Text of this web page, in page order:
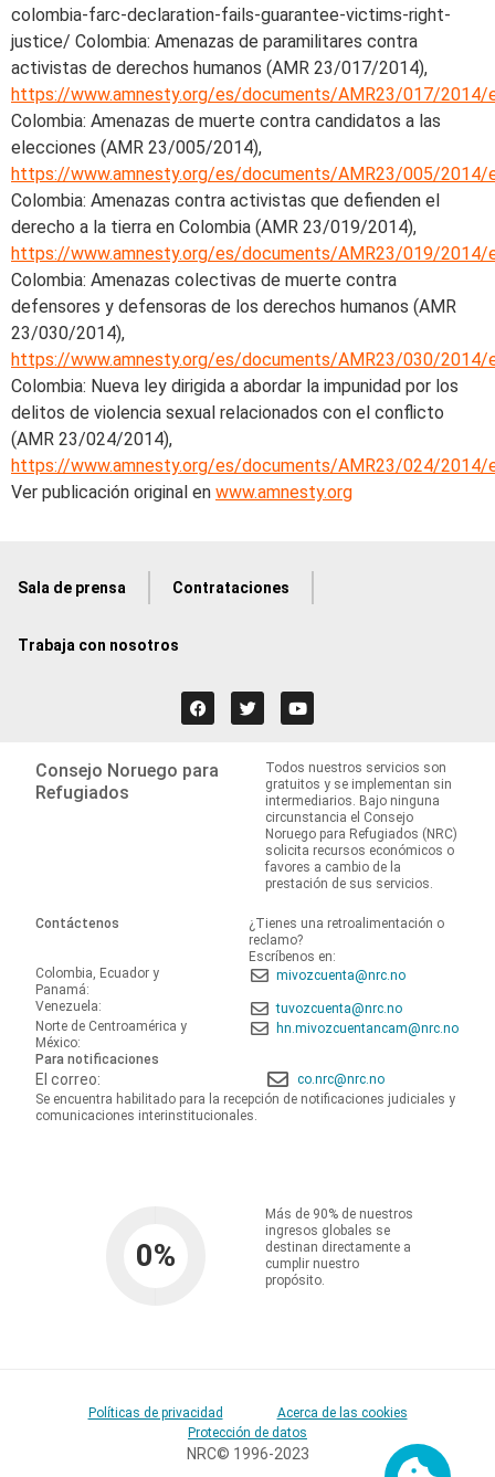
colombia-farc-declaration-fails-guarantee-victims-right-
justice/ Colombia: Amenazas de paramilitares contra
activistas de derechos humanos (AMR 23/017/2014),
https://www.amnesty.org/es/documents/AMR23/017/2014/
Colombia: Amenazas de muerte contra candidatos a las
elecciones (AMR 23/005/2014),
https://www.amnesty.org/es/documents/AMR23/005/2014/
Colombia: Amenazas contra activistas que defienden el
derecho a la tierra en Colombia (AMR 23/019/2014),
https://www.amnesty.org/es/documents/AMR23/019/2014/
Colombia: Amenazas colectivas de muerte contra
defensores y defensoras de los derechos humanos (AMR
23/030/2014),
https://www.amnesty.org/es/documents/AMR23/030/2014/
Colombia: Nueva ley dirigida a abordar la impunidad por los
delitos de violencia sexual relacionados con el conflicto
(AMR 23/024/2014),
https://www.amnesty.org/es/documents/AMR23/024/2014/
Ver publicación original en www.amnesty.org
Sala de prensa Contrataciones
Trabaja con nosotros
Consejo Noruego para
Refugiados
Todos nuestros servicios son
gratuitos y se implementan sin
intermediarios. Bajo ninguna
circunstancia el Consejo
Noruego para Refugiados (NRC)
solicita recursos económicos o
favores a cambio de la
prestación de sus servicios.
Contáctenos
¿Tienes una retroalimentación o
reclamo?
Escríbenos en:
Colombia, Ecuador y
Panamá:
mivozcuenta@nrc.no
Venezuela:
tuvozcuenta@nrc.no
Norte de Centroamérica y
México:
hn.mivozcuentancam@nrc.no
Para notificaciones
El correo:
co.nrc@nrc.no
Se encuentra habilitado para la recepción de notificaciones judiciales y
comunicaciones interinstitucionales.
0%
Más de 90% de nuestros
ingresos globales se
destinan directamente a
cumplir nuestro
propósito.
Políticas de privacidad
Acerca de las cookies
Protección de datos
NRC© 1996-2023